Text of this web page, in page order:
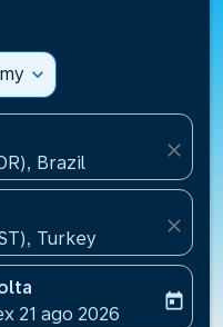
expand_more
Brazil
close
Turkey
close
aria-label
booking-return-date-
21 ago 2026
today